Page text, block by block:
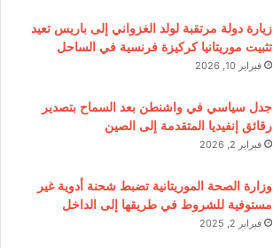
زيارة دولة مرتقبة لولد الغزواني إلى باريس تعيد
تثبيت موريتانيا كركيزة فرنسية في الساحل
فبراير 10, 2026
جدل سياسي في واشنطن بعد السماح بتصدير
رقائق إنفيديا المتقدمة إلى الصين
فبراير 2, 2026
وزارة الصحة الموريتانية تضبط شحنة أدوية غير
مستوفية للشروط في طريقها إلى الداخل
فبراير 2, 2025